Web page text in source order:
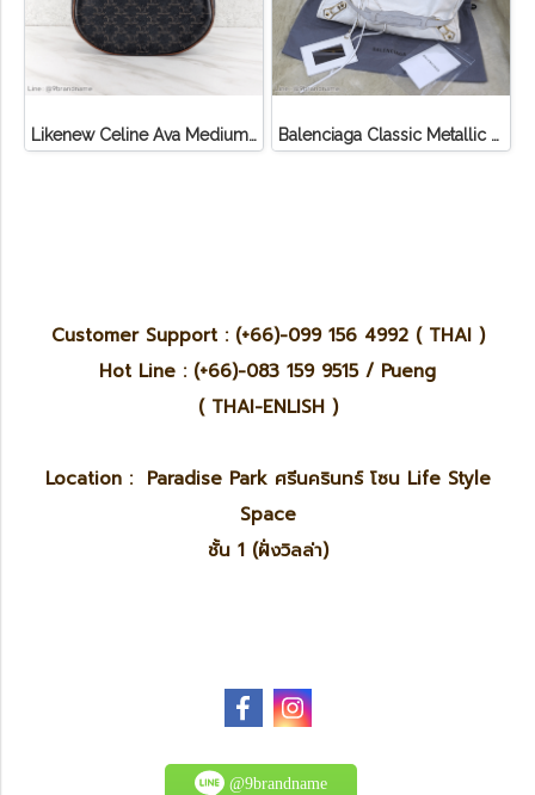
Likenew Celine Ava Medium Triomphe Canvas Balenciaga Classic Metallic Edge City Bag
Customer Support : (+66)-099 156 4992 ( THAI )
Hot Line : (+66)-083 159 9515 / Pueng
( THAI-ENLISH )
Location : Paradise Park ศรีนครินทร์ โซน Life Style
Space
ชั้น 1 (ฝั่งวิลล่า)
@9brandname